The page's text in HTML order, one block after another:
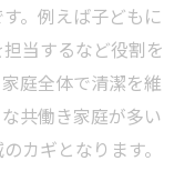
を高める工夫
本ポイント
を維持
。例えば子どもに
当するなど役割を
庭全体で清潔を維
共働き家庭が多い
カギとなります。